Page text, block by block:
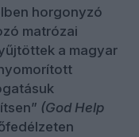
horgonyzó
matrózai
a magyar
(God Help